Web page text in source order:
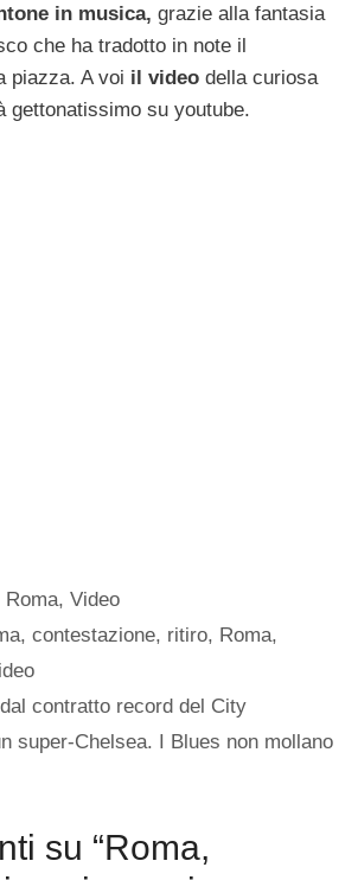
in musica, grazie alla fantasia
che ha tradotto in note il
piazza. A voi il video della curiosa
gettonatissimo su youtube.
Roma,Video
,contestazione, ritiro, Roma,
contratto record del City
super-Chelsea. I Blues non mollano
su “Roma,